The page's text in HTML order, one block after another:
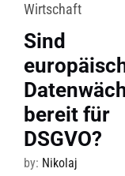
Wirtschaft
Sind
bereit für
DSGVO?
by: Nikolaj